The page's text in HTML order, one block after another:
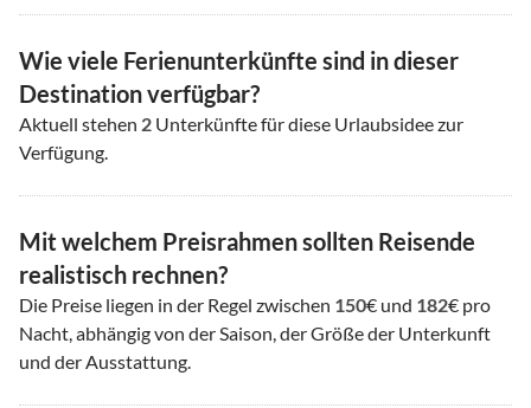
Wie viele Ferienunterkünfte sind in dieser
Destination verfügbar?
Aktuell stehen 2 Unterkünfte für diese Urlaubsidee zur
Verfügung.
Mit welchem Preisrahmen sollten Reisende
realistisch rechnen?
Die Preise liegen in der Regel zwischen 150€ und 182€ pro
Nacht, abhängig von der Saison, der Größe der Unterkunft
und der Ausstattung.